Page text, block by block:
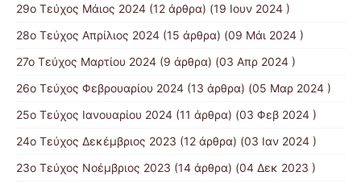
29ο Τεύχος Μάιος 2024 (12 άρθρα) (19 Ιουν 2024 )
28ο Τεύχος Απρίλιος 2024 (15 άρθρα) (09 Μάι 2024 )
27ο Τεύχος Μαρτίου 2024 (9 άρθρα) (03 Απρ 2024 )
26ο Τεύχος Φεβρουαρίου 2024 (13 άρθρα) (05 Μαρ 2024 )
25ο Τεύχος Ιανουαρίου 2024 (11 άρθρα) (03 Φεβ 2024 )
24ο Τεύχος Δεκέμβριος 2023 (12 άρθρα) (03 Ιαν 2024 )
23ο Τεύχος Νοέμβριος 2023 (14 άρθρα) (04 Δεκ 2023 )